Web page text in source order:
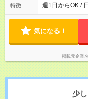
なし ＊＊ 勤務時間例 ＊＊ ■8時から17時 ■9時から18時 ■10
定（毎週同じ曜
特徴 週1日からOK /
気になる！
掲載元企業名
少